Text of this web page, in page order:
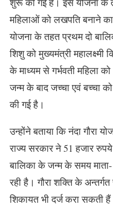
महिलाओं को लखपति बनाने का
योजना के तहत प्रथम दो
शिशु को मुख्यमंत्री महालक्ष्मी
के माध्यम से गर्भवती महिला
जन्म के बाद जच्चा एवं बच्चा
की गई है।
उन्होंने बताया कि नंदा गौरा
राज्य सरकार ने 51 हजार
बालिका के जन्म के समय माता-
रही है। गौरा शक्ति के
शिकायत भी दर्ज करा सकती